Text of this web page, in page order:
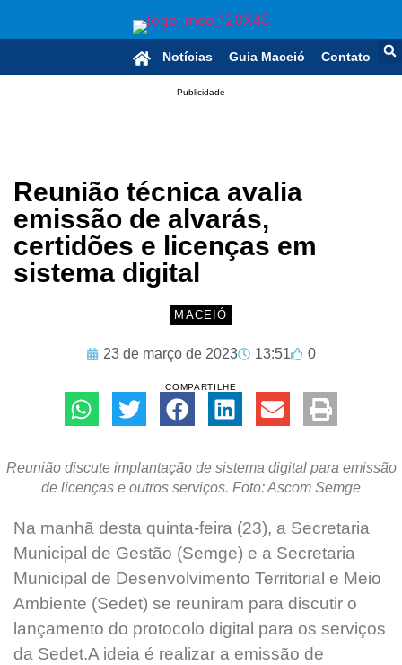
Notícias Guia Maceió Contato
Publicidade
Reunião técnica avalia
emissão de alvarás,
certidões e licenças em
sistema digital
MACEIÓ
23 de março de 2023 13:51 0
COMPARTILHE
Reunião discute implantação de sistema digital para emissão
de licenças e outros serviços. Foto: Ascom Semge
Na manhã desta quinta-feira (23), a Secretaria
Municipal de Gestão (Semge) e a Secretaria
Municipal de Desenvolvimento Territorial e Meio
Ambiente (Sedet) se reuniram para discutir o
lançamento do protocolo digital para os serviços
da Sedet.A ideia é realizar a emissão de